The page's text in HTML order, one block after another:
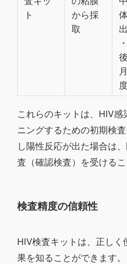
ト
から採
取
出
これらのキットは、HIV
ニングするための初期検
し陽性反応が出た場合は
査（確認検査）を受けるこ
検査精度の信頼性
HIV検査キットは、正し
果を知ることができます